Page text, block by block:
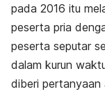
pada 2016 itu
peserta pria
peserta seputar
dalam kurun
diberi pertanyaan